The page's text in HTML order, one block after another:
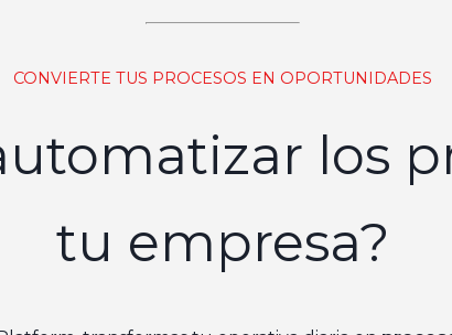
CONVIERTE TUS PROCESOS EN OPORTUNIDADES
los
tu empresa?